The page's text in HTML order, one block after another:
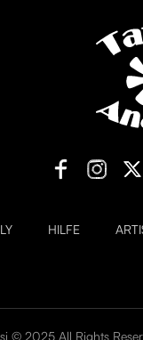
HILFE
© 2025 All Rights